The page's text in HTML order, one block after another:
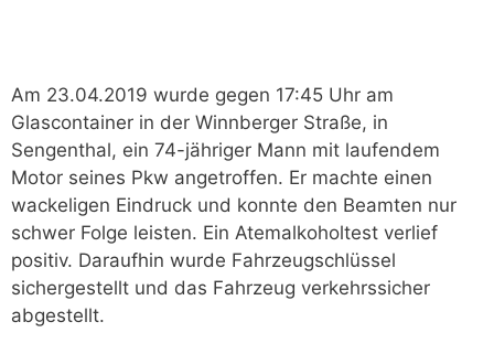
Am 23.04.2019 wurde gegen 17:45 Uhr am
Glascontainer in der Winnberger Straße, in
Sengenthal, ein 74-jähriger Mann mit laufendem
Motor seines Pkw angetroffen. Er machte einen
wackeligen Eindruck und konnte den Beamten nur
schwer Folge leisten. Ein Atemalkoholtest verlief
positiv. Daraufhin wurde Fahrzeugschlüssel
sichergestellt und das Fahrzeug verkehrssicher
abgestellt.